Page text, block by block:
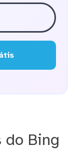
do Bing